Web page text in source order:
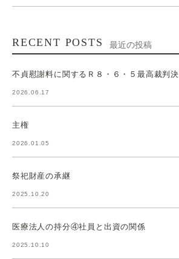
RECENT POSTS 最近の投稿
不貞慰謝料に関するＲ８・６・５最高裁判決
2026.06.17
主権
2026.01.05
祭祀財産の承継
2025.10.20
医療法人の持分④社員と出資の関係
2025.10.10